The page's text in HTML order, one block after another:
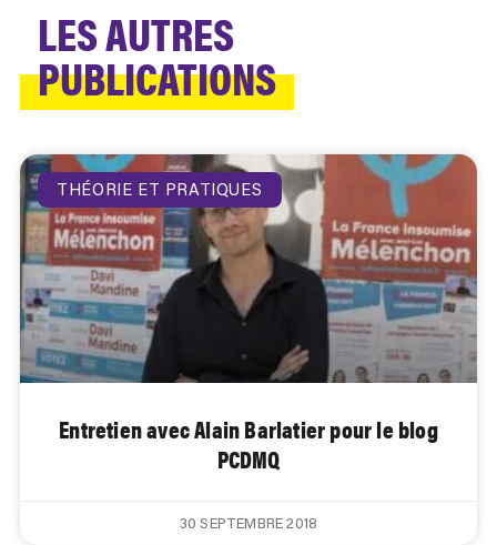
LES AUTRES
PUBLICATIONS
THÉORIE ET PRATIQUES
Entretien avec Alain Barlatier pour le blog
PCDMQ
30 SEPTEMBRE 2018